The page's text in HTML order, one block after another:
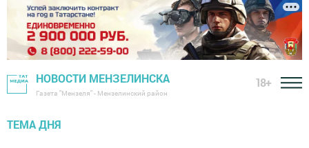
НОВОСТИ МЕНЗЕЛИНСКА
Газета "Мензеля" - Мензелинский район
18+
ТЕМА ДНЯ